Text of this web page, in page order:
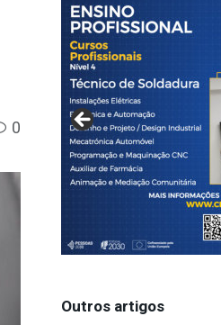
0
Outros artigos